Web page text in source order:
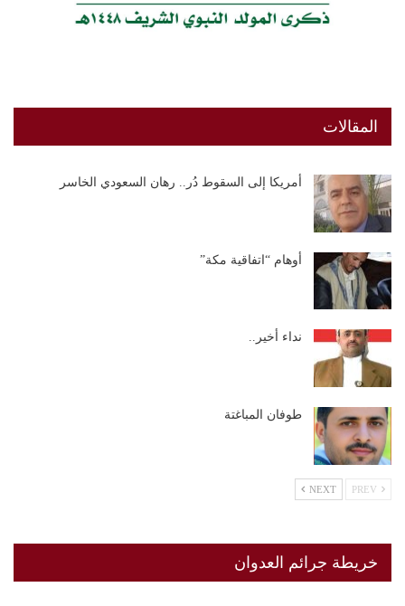
المقالات
أمريكا إلى السقوط دُر.. رهان السعودي الخاسر
أوهام “اتفاقية مكة”
نداء أخير..
طوفان المباغتة
NEXT
خريطة جرائم العدوان